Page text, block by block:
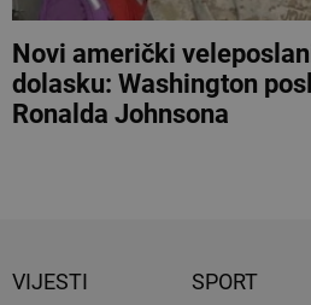
Novi američki
dolasku: Washington
Ronalda Johnsona
VIJESTI SPORT